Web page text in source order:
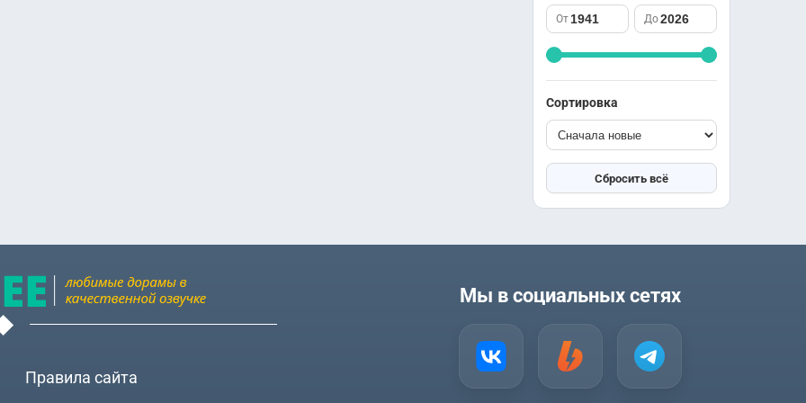
саспенс
спорт
триллер
школа
Южная Корея
Япония
От До
Сортировка
Сбросить всё
Правила сайта
Мы в социальных сетях